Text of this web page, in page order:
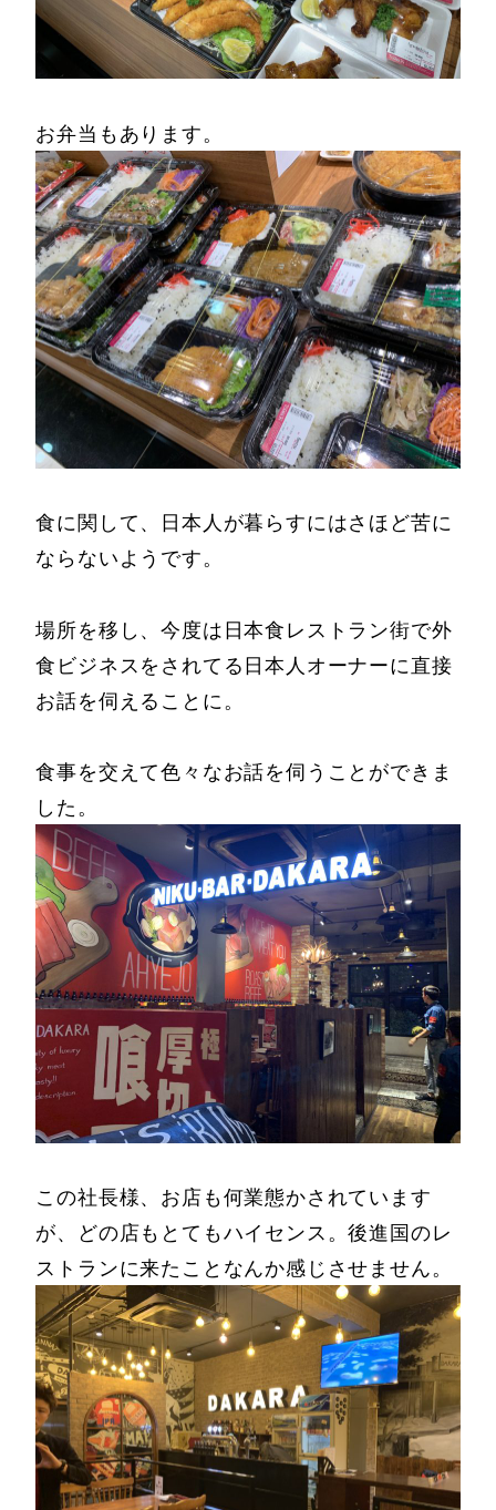
お弁当もあります。
食に関して、日本人が暮らすにはさほど苦に
ならないようです。
場所を移し、今度は日本食レストラン街で外
食ビジネスをされてる日本人オーナーに直接
お話を伺えることに。
食事を交えて色々なお話を伺うことができま
した。
この社長様、お店も何業態かされています
が、どの店もとてもハイセンス。後進国のレ
ストランに来たことなんか感じさせません。